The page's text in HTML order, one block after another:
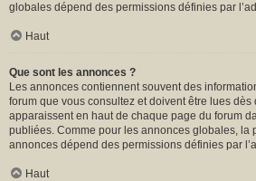
globales dépend des permissions définies par
Haut
Que sont les annonces ?
Les annonces contiennent souvent des
forum que vous consultez et doivent être lues
apparaissent en haut de chaque page du forum
publiées. Comme pour les annonces globales, la
annonces dépend des permissions définies par
Haut